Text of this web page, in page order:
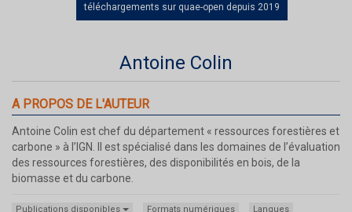
téléchargements sur quae-open depuis 2019
Antoine Colin
A PROPOS DE L'AUTEUR
Antoine Colin est chef du département « ressources forestières et
carbone » à l’IGN. Il est spécialisé dans les domaines de l’évaluation
des ressources forestières, des disponibilités en bois, de la
biomasse et du carbone.
Publications disponibles Formats numériques Langues